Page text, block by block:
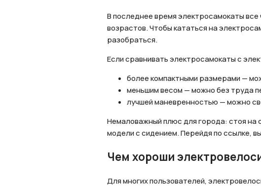
В последнее время электросамокаты
возрастов. Чтобы кататься на
разобраться.
Если сравнивать электросамокаты с
более компактными размерами —
меньшим весом — можно без труда
лучшей маневренностью — можно
Немаловажный плюс для города: стоя на
модели с сидением. Перейдя по ссылке,
Чем хороши
Для многих пользователей,